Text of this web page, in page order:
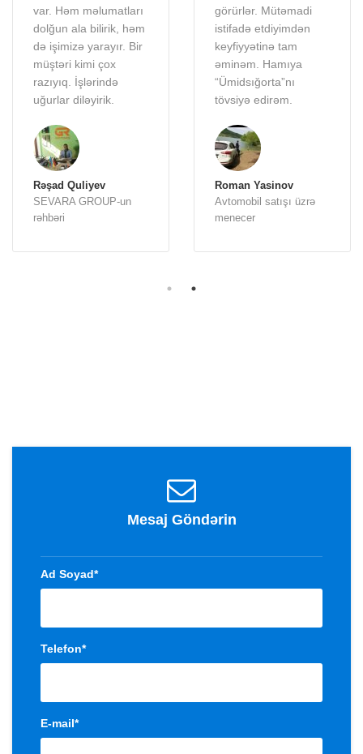
var. Həm məlumatları
dolğun ala bilirik, həm
də işimizə yarayır. Bir
müştəri kimi çox
razıyıq. İşlərində
uğurlar diləyirik.
Rəşad Quliyev
SEVARA GROUP-un
rəhbəri
görürlər. Mütəmadi
istifadə etdiyimdən
keyfiyyətinə tam
əminəm. Hamıya
“Ümidsığorta”nı
tövsiyə edirəm.
Roman Yasinov
Avtomobil satışı üzrə
menecer
Mesaj Göndərin
Ad Soyad*
Telefon*
E-mail*